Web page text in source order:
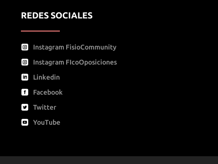
REDES SOCIALES
Instagram FisioCommunity
Instagram FIcoOposiciones
Linkedin
Facebook
Twitter
YouTube